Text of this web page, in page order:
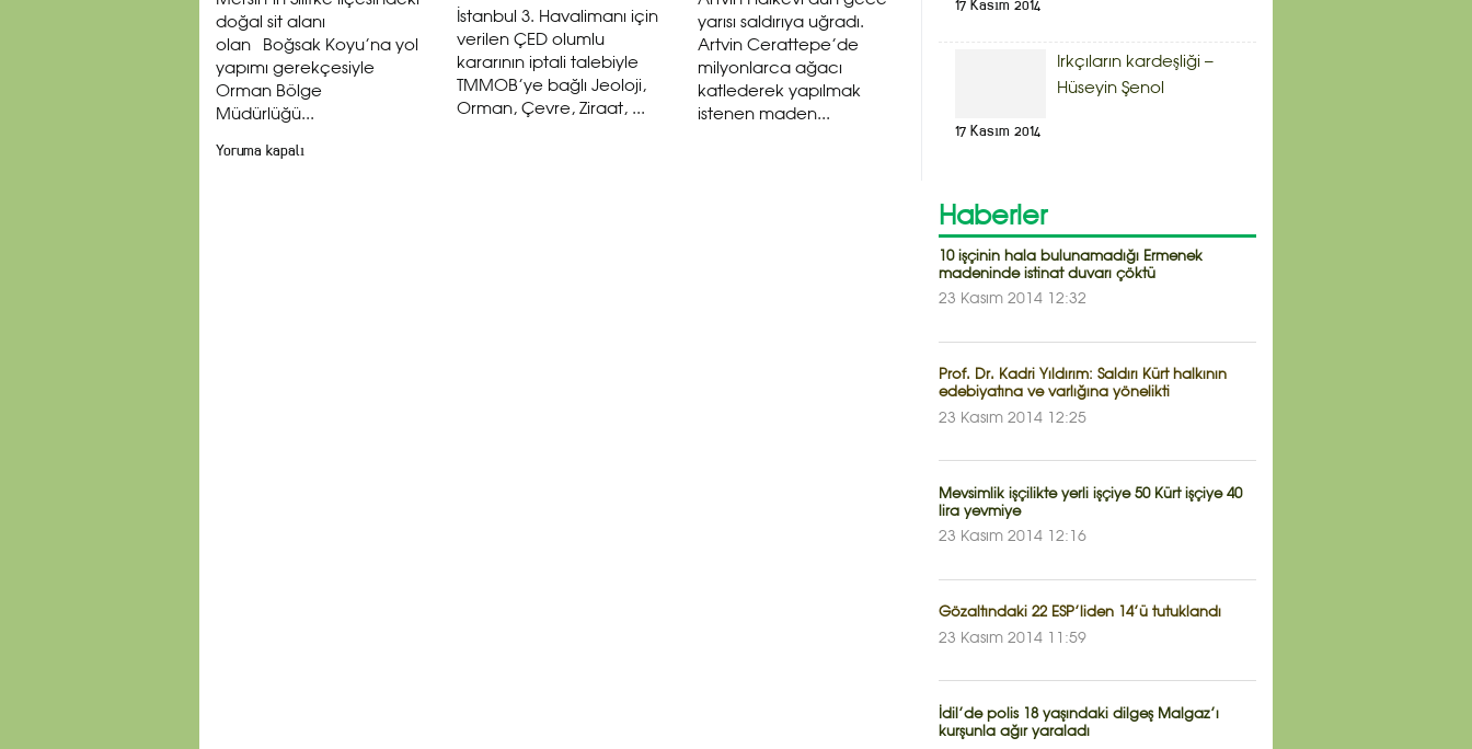
doğal sit alanı
olan Boğsak Koyu’na yol
yapımı gerekçesiyle
Orman Bölge
Müdürlüğü...
İstanbul 3. Havalimanı için
verilen ÇED olumlu
kararının iptali talebiyle
TMMOB’ye bağlı Jeoloji,
Orman, Çevre, Ziraat, ...
yarısı saldırıya uğradı.
Artvin Cerattepe’de
milyonlarca ağacı
katlederek yapılmak
istenen maden...
Yoruma kapalı
17 Kasım 2014
Irkçıların kardeşliği –
Hüseyin Şenol
17 Kasım 2014
Haberler
10 işçinin hala bulunamadığı Ermenek
madeninde istinat duvarı çöktü
23 Kasım 2014 12:32
Prof. Dr. Kadri Yıldırım: Saldırı Kürt halkının
edebiyatına ve varlığına yönelikti
23 Kasım 2014 12:25
Mevsimlik işçilikte yerli işçiye 50 Kürt işçiye 40
lira yevmiye
23 Kasım 2014 12:16
Gözaltındaki 22 ESP’liden 14’ü tutuklandı
23 Kasım 2014 11:59
İdil’de polis 18 yaşındaki dilgeş Malgaz’ı
kurşunla ağır yaraladı